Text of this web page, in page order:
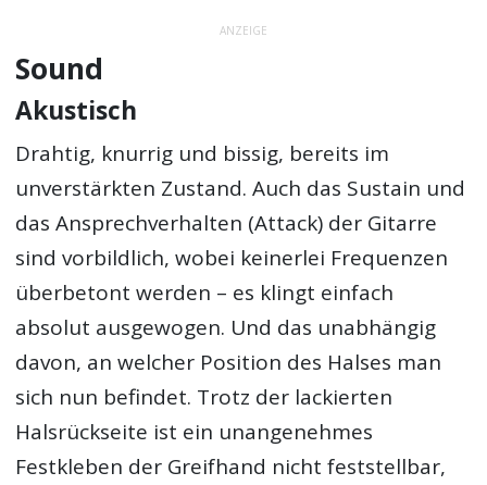
ANZEIGE
Sound
Akustisch
Drahtig, knurrig und bissig, bereits im
unverstärkten Zustand. Auch das Sustain und
das Ansprechverhalten (Attack) der Gitarre
sind vorbildlich, wobei keinerlei Frequenzen
überbetont werden – es klingt einfach
absolut ausgewogen. Und das unabhängig
davon, an welcher Position des Halses man
sich nun befindet. Trotz der lackierten
Halsrückseite ist ein unangenehmes
Festkleben der Greifhand nicht feststellbar,